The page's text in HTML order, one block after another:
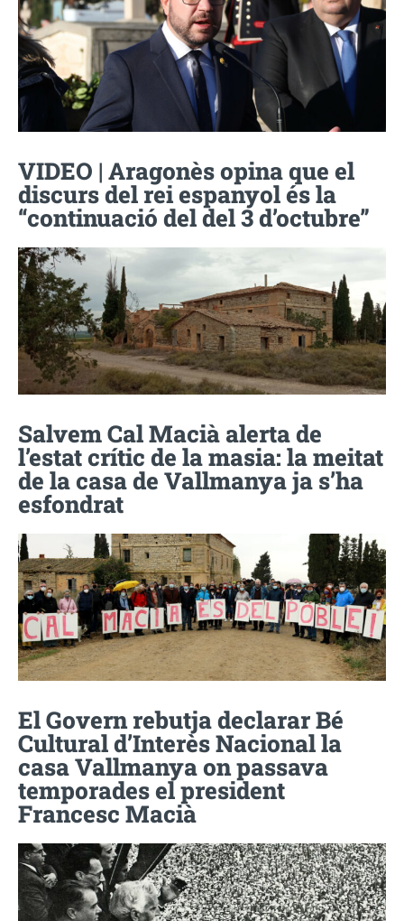
VIDEO | Aragonès opina que el
discurs del rei espanyol és la
“continuació del del 3 d’octubre”
Salvem Cal Macià alerta de
l’estat crític de la masia: la meitat
de la casa de Vallmanya ja s’ha
esfondrat
El Govern rebutja declarar Bé
Cultural d’Interès Nacional la
casa Vallmanya on passava
temporades el president
Francesc Macià